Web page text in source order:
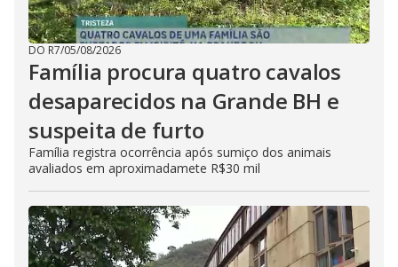
DO R7/05/08/2026
Família procura quatro cavalos
desaparecidos na Grande BH e
suspeita de furto
Família registra ocorrência após sumiço dos animais
avaliados em aproximadamete R$30 mil